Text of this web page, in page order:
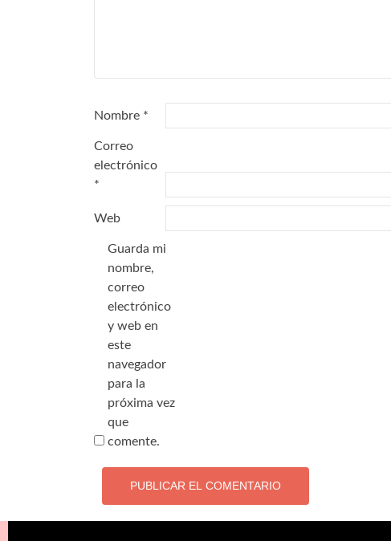
Nombre *
Correo
electrónico
*
Web
Guarda mi
nombre,
correo
electrónico
y web en
este
navegador
para la
próxima vez
que
comente.